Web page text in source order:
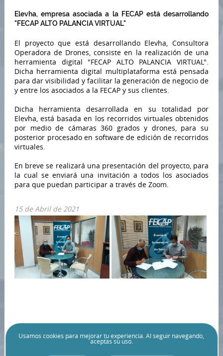
Elevha, empresa asociada a la FECAP está desarrollando
"FECAP ALTO PALANCIA VIRTUAL"
El proyecto que está desarrollando Elevha, Consultora
Operadora de Drones, consiste en la realización de una
herramienta digital "FECAP ALTO PALANCIA VIRTUAL".
Dicha herramienta digital multiplataforma está pensada
para dar visibilidad y facilitar la generación de negocio de
y entre los asociados a la FECAP y sus clientes.
Dicha herramienta desarrollada en su totalidad por
Elevha, está basada en los recorridos virtuales obtenidos
por medio de cámaras 360 grados y drones, para su
posterior procesado en software de edición de recorridos
virtuales.
En breve se realizará una presentación del proyecto, para
la cual se enviará una invitación a todos los asociados
para que puedan participar a través de Zoom.
15 de Abril de 2021
Usamoscookies para mejorar tu experiencia. Al seguir navegando,
aceptas su uso.